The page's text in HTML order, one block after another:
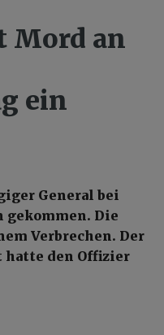
Mord an
ein
General bei
gekommen. Die
Verbrechen. Der
den Offizier